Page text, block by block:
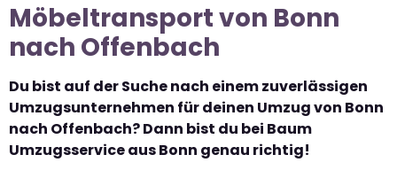
Möbeltransport von Bonn
nach Offenbach
Du bist auf der Suche nach einem zuverlässigen
Umzugsunternehmen für deinen Umzug von Bonn
nach Offenbach? Dann bist du bei Baum
Umzugsservice aus Bonn genau richtig!